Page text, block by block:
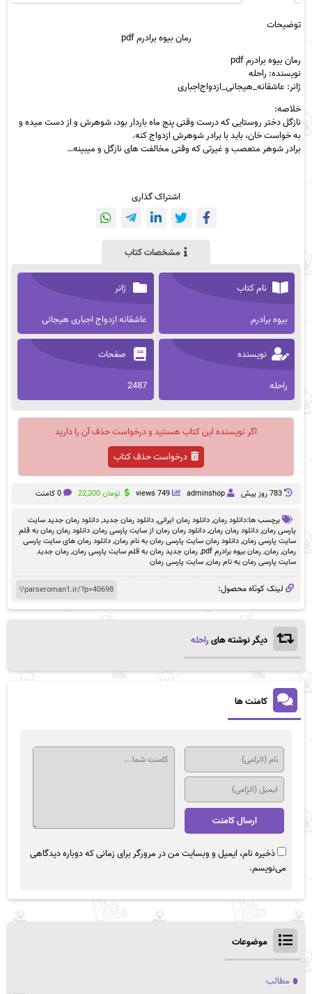
توضیحات
رمان بیوه برادرم pdf
رمان بیوه برادرم pdf
نویسنده: راحله
ژانر: عاشقانه_هیجانی_ازدواج‌اجباری
خلاصه:
نازگل دختر روستایی که درست وقتی پنج ماه باردار بود، شوهرش و از دست میده و
به خواست خان، باید با برادر شوهرش ازدواج کنه.
برادر شوهر متعصب و غیرتی که وقتی مخالفت های نازگل و میبینه…
اشتراک گذاری
مشخصات کتاب
نام کتاب
بیوه برادرم
ژانر
عاشقانه ازدواج اجباری هیجانی
نویسنده
راحله
صفحات
2487
اگر نویسنده این کتاب هستید و درخواست حذف آن را دارید
درخواست حذف کتاب
783 روز پيش adminshop
749 views تومان22,200 0 کامنت
برچسب ها:دانلود رمان,دانلود رمان ایرانی,دانلود رمان جدید,دانلود رمان جدید سایت
پارسی رمان,دانلود رمان رمان,دانلود رمان رمان از سایت پارسی رمان,دانلود رمان رمان به قلم
سایت پارسی رمان,دانلود رمان سایت پارسی رمان به نام رمان,دانلود رمان های سایت پارسی
رمان,رمان,رمان بیوه برادرم pdf ,رمان جدید رمان به قلم سایت پارسی رمان,رمان جدید
سایت پارسی رمان به نام رمان,سایت پارسی رمان
لینک کوتاه محصول:
دیگر نوشته هایراحله
کامنت ها
ذخیره نام، ایمیل و وبسایت من در مرورگر برای زمانی که دوباره دیدگاهی
می‌نویسم.
موضوعات
مطالب